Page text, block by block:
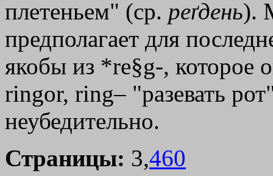
плетеньем" (ср. реґдень).
предполагает для
якобы из *re§g-, которое
ringor, ring– "разевать
неубедительно.
Страницы: 3,460